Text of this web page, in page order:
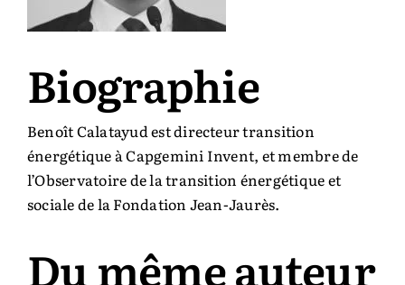
Biographie
Benoît Calatayud est directeur transition
énergétique à Capgemini Invent, et membre de
l’Observatoire de la transition énergétique et
sociale de la Fondation Jean-Jaurès.
Du même auteur